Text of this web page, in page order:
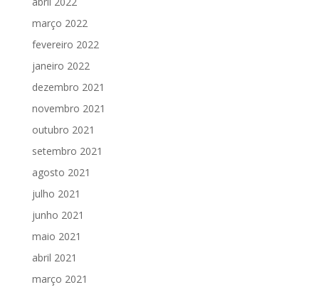
março 2022
fevereiro 2022
janeiro 2022
dezembro 2021
novembro 2021
outubro 2021
setembro 2021
agosto 2021
julho 2021
junho 2021
maio 2021
abril 2021
março 2021